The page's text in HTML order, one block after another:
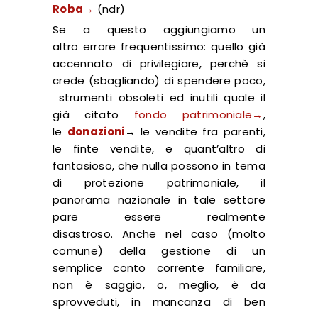
Roba→ (ndr)
Se a questo aggiungiamo un
altro errore frequentissimo: quello già
accennato di privilegiare, perchè si
crede (sbagliando) di spendere poco,
strumenti obsoleti ed inutili quale il
già citato fondo patrimoniale→,
le donazioni→ le vendite fra parenti,
le finte vendite, e quant’altro di
fantasioso, che nulla possono in tema
di protezione patrimoniale, il
panorama nazionale in tale settore
pare essere realmente
disastroso. Anche nel caso (molto
comune) della gestione di un
semplice conto corrente familiare,
non è saggio, o, meglio, è da
sprovveduti, in mancanza di ben